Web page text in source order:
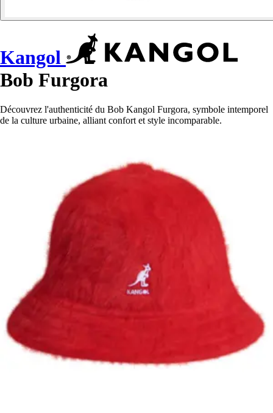
Kangol
Bob Furgora
Découvrez l'authenticité du Bob Kangol Furgora, symbole intemporel
de la culture urbaine, alliant confort et style incomparable.